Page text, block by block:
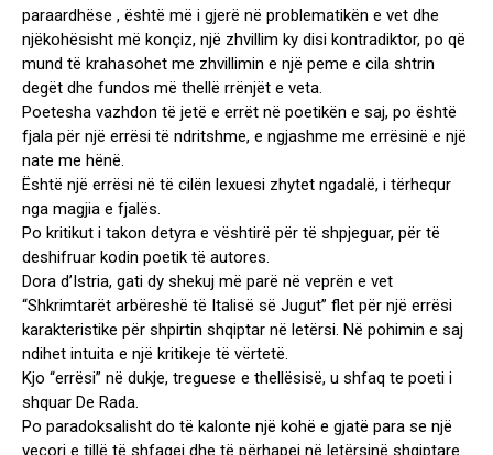
paraardhëse , është më i gjerë në problematikën e vet dhe
njëkohësisht më konçiz, një zhvillim ky disi kontradiktor, po që
mund të krahasohet me zhvillimin e një peme e cila shtrin
degët dhe fundos më thellë rrënjët e veta.
Poetesha vazhdon të jetë e errët në poetikën e saj, po është
fjala për një errësi të ndritshme, e ngjashme me errësinë e një
nate me hënë.
Është një errësi në të cilën lexuesi zhytet ngadalë, i tërhequr
nga magjia e fjalës.
Po kritikut i takon detyra e vështirë për të shpjeguar, për të
deshifruar kodin poetik të autores.
Dora d’Istria, gati dy shekuj më parë në veprën e vet
“Shkrimtarët arbëreshë të Italisë së Jugut” flet për një errësi
karakteristike për shpirtin shqiptar në letërsi. Në pohimin e saj
ndihet intuita e një kritikeje të vërtetë.
Kjo “errësi” në dukje, treguese e thellësisë, u shfaq te poeti i
shquar De Rada.
Po paradoksalisht do të kalonte një kohë e gjatë para se një
veçori e tillë të shfaqej dhe të përhapej në letërsinë shqiptare.